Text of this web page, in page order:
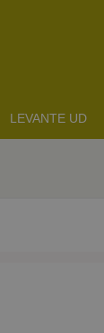
LEVANTE UD